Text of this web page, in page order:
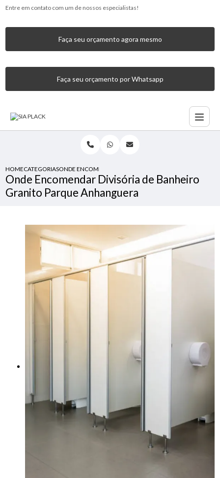
Entre em contato com um de nossos especialistas!
Faça seu orçamento agora mesmo
Faça seu orçamento por Whatsapp
HOMECATEGORIASONDE ENCOMENDAR DIVISÓRIA DE BANHEIRO GRANITO
Onde Encomendar Divisória de Banheiro
Granito Parque Anhanguera